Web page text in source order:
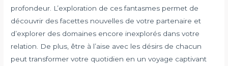
profondeur. L’exploration de ces fantasmes permet de
découvrir des facettes nouvelles de votre partenaire et
d’explorer des domaines encore inexplorés dans votre
relation. De plus, être à l’aise avec les désirs de chacun
peut transformer votre quotidien en un voyage captivant